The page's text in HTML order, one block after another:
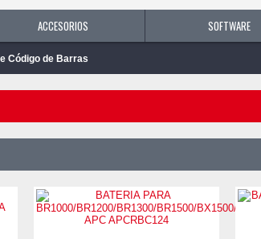
ACCESORIOS SOFTWARE
Código de Barras